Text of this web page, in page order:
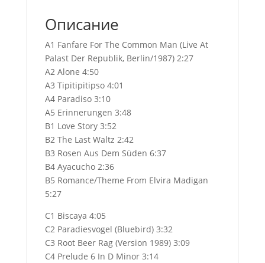
Описание
A1 Fanfare For The Common Man (Live At
Palast Der Republik, Berlin/1987) 2:27
A2 Alone 4:50
A3 Tipitipitipso 4:01
A4 Paradiso 3:10
A5 Erinnerungen 3:48
B1 Love Story 3:52
B2 The Last Waltz 2:42
B3 Rosen Aus Dem Süden 6:37
B4 Ayacucho 2:36
B5 Romance/Theme From Elvira Madigan
5:27
C1 Biscaya 4:05
C2 Paradiesvogel (Bluebird) 3:32
C3 Root Beer Rag (Version 1989) 3:09
C4 Prelude 6 In D Minor 3:14